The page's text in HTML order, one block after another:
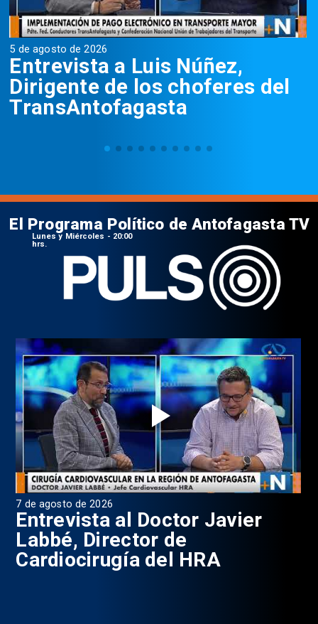
5 de agosto de 2026
Entrevista a Luis Núñez,
Dirigente de los choferes del
TransAntofagasta
7 de agosto de 2026
Entrevista al Doctor Javier
Labbé, Director de
Cardiocirugía del HRA
El Programa Político de Antofagasta TV
Lunes y Miércoles - 20:00
hrs.